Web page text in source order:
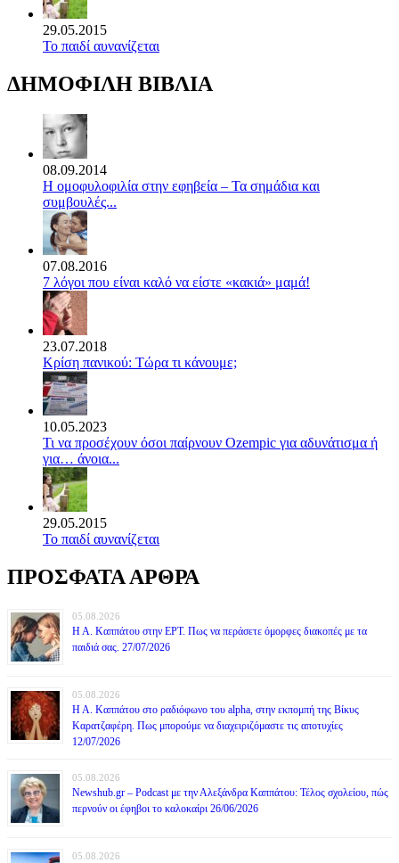
29.05.2015
Το παιδί αυνανίζεται
ΔΗΜΟΦΙΛΗ ΒΙΒΛΙΑ
08.09.2014
Η ομοφυλοφιλία στην εφηβεία – Τα σημάδια και
συμβουλές...
07.08.2016
7 λόγοι που είναι καλό να είστε «κακιά» μαμά!
23.07.2018
Κρίση πανικού: Τώρα τι κάνουμε;
10.05.2023
Τι να προσέχουν όσοι παίρνουν Ozempic για αδυνάτισμα ή
για… άνοια...
29.05.2015
Το παιδί αυνανίζεται
ΠΡΟΣΦΑΤΑ ΑΡΘΡΑ
05.08.2026
Η Α. Καππάτου στην ΕΡΤ. Πως να περάσετε όμορφες διακοπές με τα
παιδιά σας. 27/07/2026
05.08.2026
Η Α. Καππάτου στο ραδιόφωνο του alpha, στην εκπομπή της Βίκυς
Καρατζαφέρη. Πως μπορούμε να διαχειριζόμαστε τις αποτυχίες
12/07/2026
05.08.2026
Newshub.gr – Podcast με την Αλεξάνδρα Καππάτου: Τέλος σχολείου, πώς
περνούν οι έφηβοι το καλοκαίρι 26/06/2026
05.08.2026